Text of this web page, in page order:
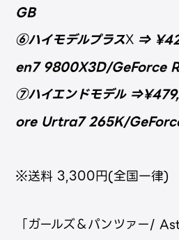
GB
⑥ハイモデルプラスX ⇒
en7 9800X3D/GeForce
⑦ハイエンドモデル ⇒
ore Urtra7 265K/
※送料 3,300円(全国一律)
「ガールズ＆パンツァー/